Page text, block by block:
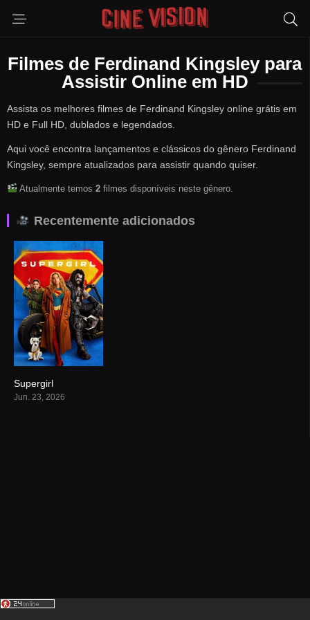
Filmes de Ferdinand Kingsley para
Assistir Online em HD
Assista os melhores filmes de Ferdinand Kingsley online grátis em
HD e Full HD, dublados e legendados.
Aqui você encontra lançamentos e clássicos do gênero Ferdinand
Kingsley, sempre atualizados para assistir quando quiser.
Atualmente temos 2filmes disponíveis neste gênero.
Recentemente adicionados
Supergirl
Jun. 23, 2026